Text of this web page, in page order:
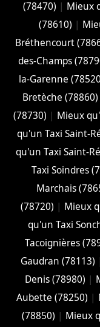
(78470) | Mieux
(78610) |
Bréthencourt
des-Champs
la-Garenne
Bretèche (78860)
(78730) | Mieux
qu'un Taxi Saint-
qu'un Taxi Saint-
Taxi Soindres
Marchais
(78720) | Mieux
qu'un Taxi
Tacoignières
Gaudran (78113)
Denis (78980) |
Aubette (78250) |
(78850) | Mieux